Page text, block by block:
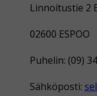
Linnoitustie 2
02600 ESPOO
Puhelin: (09)
Sähköposti: